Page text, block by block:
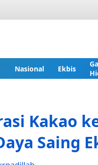
Nasional Ekbis
Kakao
Saing